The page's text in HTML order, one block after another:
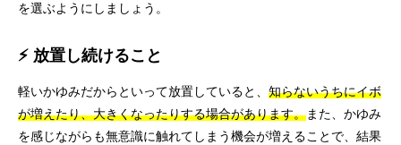
を選ぶようにしましょう。
⚡ 放置し続けること
軽いかゆみだからといって放置していると、 知らないうちにイボ
が増えたり、大きくなったりする場合があります。また、かゆみ
を感じながらも無意識に触れてしまう機会が増えることで、結果